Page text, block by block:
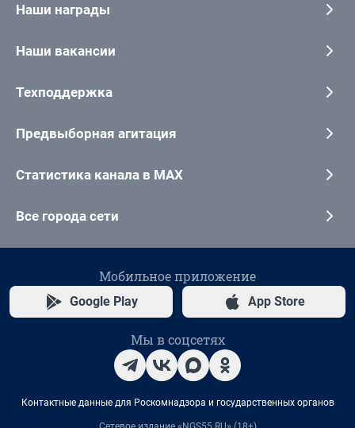
Наши награды
Наши вакансии
Техподдержка
Предвыборная агитация
Статистика канала в MAX
Все города сети
Мобильное приложение
Google Play App Store
Мы в соцсетях
Контактные данные для Роскомнадзора и государственных органов